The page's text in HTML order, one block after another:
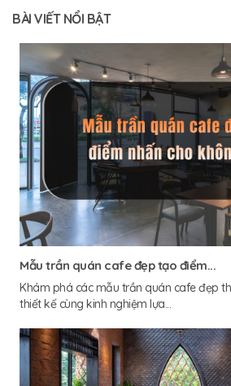
BÀI VIẾT NỔI BẬT
Mẫu trần quán cafe đẹp tạo điểm...
Khám phá các mẫu trần quán cafe đẹp
thiết kế cùng kinh nghiệm lựa...